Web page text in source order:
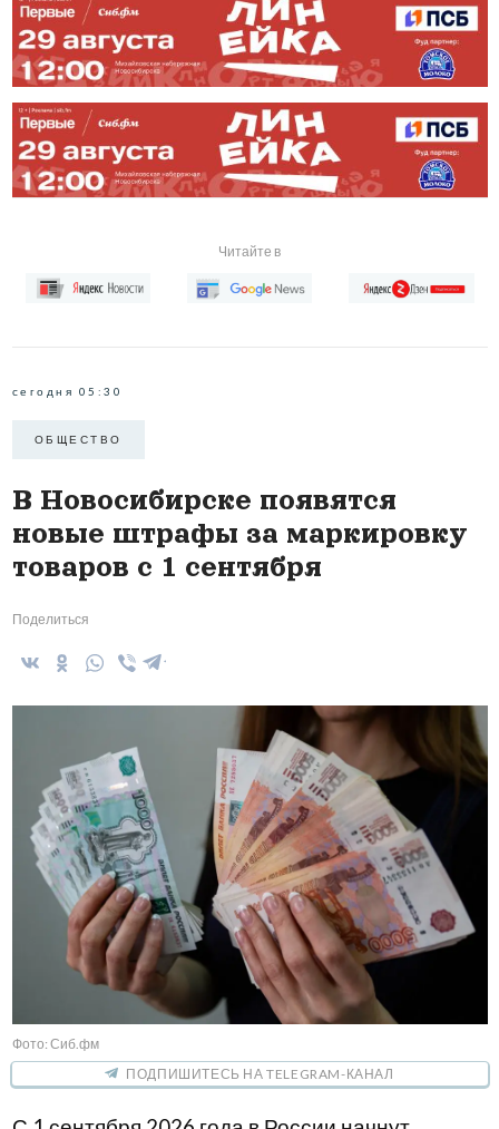
Читайте в
сегодня 05:30
ОБЩЕСТВО
В Новосибирске появятся
новые штрафы за маркировку
товаров с 1 сентября
Поделиться
Фото: Сиб.фм
ПОДПИШИТЕСЬ НА TELEGRAM-КАНАЛ